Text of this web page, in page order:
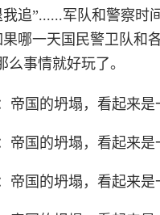
追”......军队和警察时
哪一天国民警卫队和
么事情就好玩了。